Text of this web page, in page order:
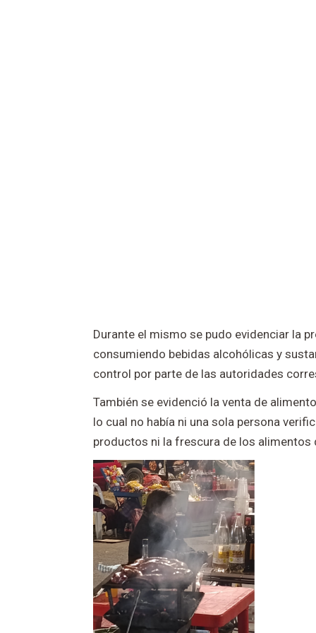
Durante el mismo se pudo evidenciar la
consumiendo bebidas alcohólicas y
control por parte de las autoridades
También se evidenció la venta de
lo cual no había ni una sola persona
productos ni la frescura de los alimentos